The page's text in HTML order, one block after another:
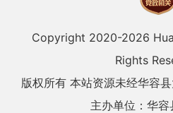
Copyright 2020-2026
Rights
版权所有 本站资源未经华容
主办单位：华